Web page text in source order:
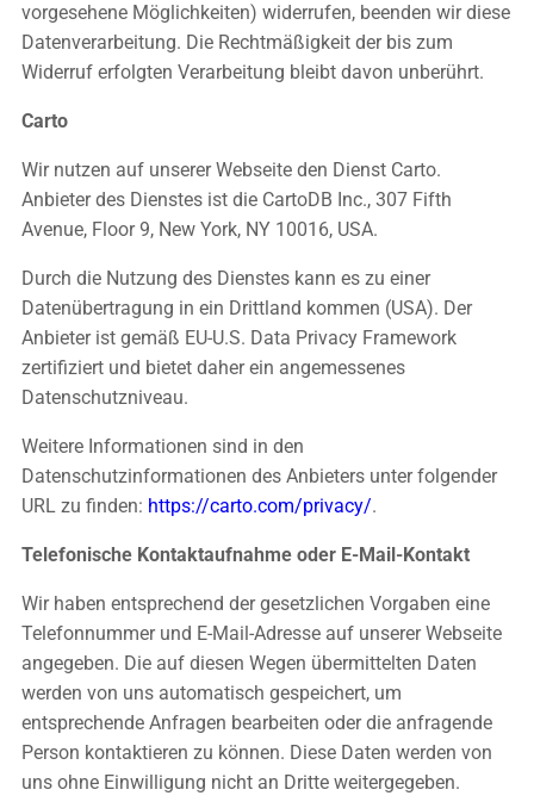
vorgesehene Möglichkeiten) widerrufen, beenden wir diese
Datenverarbeitung. Die Rechtmäßigkeit der bis zum
Widerruf erfolgten Verarbeitung bleibt davon unberührt.
Carto
Wir nutzen auf unserer Webseite den Dienst Carto.
Anbieter des Dienstes ist die CartoDB Inc., 307 Fifth
Avenue, Floor 9, New York, NY 10016, USA.
Durch die Nutzung des Dienstes kann es zu einer
Datenübertragung in ein Drittland kommen (USA). Der
Anbieter ist gemäß EU-U.S. Data Privacy Framework
zertifiziert und bietet daher ein angemessenes
Datenschutzniveau.
Weitere Informationen sind in den
Datenschutzinformationen des Anbieters unter folgender
URL zu finden: https://carto.com/privacy/.
Telefonische Kontaktaufnahme oder E-Mail-Kontakt
Wir haben entsprechend der gesetzlichen Vorgaben eine
Telefonnummer und E-Mail-Adresse auf unserer Webseite
angegeben. Die auf diesen Wegen übermittelten Daten
werden von uns automatisch gespeichert, um
entsprechende Anfragen bearbeiten oder die anfragende
Person kontaktieren zu können. Diese Daten werden von
uns ohne Einwilligung nicht an Dritte weitergegeben.